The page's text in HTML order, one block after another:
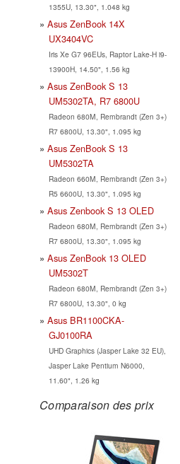
1355U, 13.30", 1.048 kg
Asus ZenBook 14X
UX3404VC
Iris Xe G7 96EUs, Raptor Lake-H i9-
13900H, 14.50", 1.56 kg
Asus ZenBook S 13
UM5302TA, R7 6800U
Radeon 680M, Rembrandt (Zen 3+)
R7 6800U, 13.30", 1.095 kg
Asus ZenBook S 13
UM5302TA
Radeon 660M, Rembrandt (Zen 3+)
R5 6600U, 13.30", 1.095 kg
Asus Zenbook S 13 OLED
Radeon 680M, Rembrandt (Zen 3+)
R7 6800U, 13.30", 1.095 kg
Asus ZenBook 13 OLED
UM5302T
Radeon 680M, Rembrandt (Zen 3+)
R7 6800U, 13.30", 0 kg
Asus BR1100CKA-
GJ0100RA
UHD Graphics (Jasper Lake 32 EU),
Jasper Lake Pentium N6000,
11.60", 1.26 kg
Comparaison des prix